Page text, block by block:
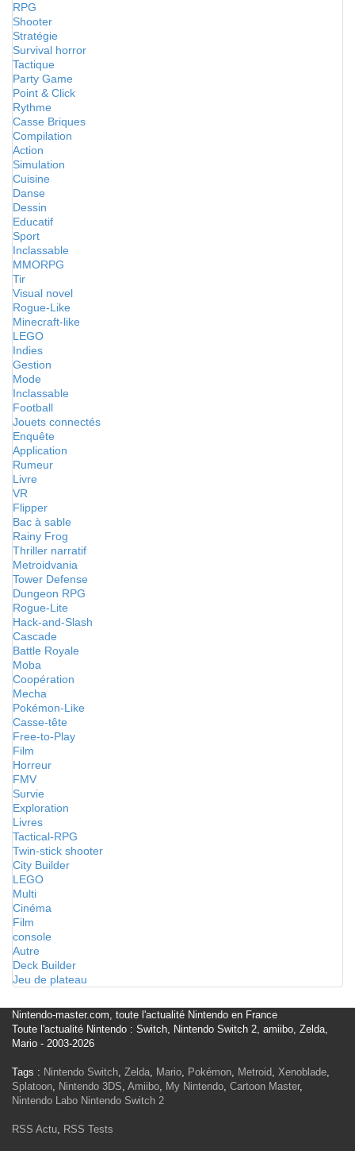
RPG
Shooter
Stratégie
Survival horror
Tactique
Party Game
Point & Click
Rythme
Casse Briques
Compilation
Action
Simulation
Cuisine
Danse
Dessin
Educatif
Sport
Inclassable
MMORPG
Tir
Visual novel
Rogue-Like
Minecraft-like
LEGO
Indies
Gestion
Mode
Inclassable
Football
Jouets connectés
Enquête
Application
Rumeur
Livre
VR
Flipper
Bac à sable
Rainy Frog
Thriller narratif
Metroidvania
Tower Defense
Dungeon RPG
Rogue-Lite
Hack-and-Slash
Cascade
Battle Royale
Moba
Coopération
Mecha
Pokémon-Like
Casse-tête
Free-to-Play
Film
Horreur
FMV
Survie
Exploration
Livres
Tactical-RPG
Twin-stick shooter
City Builder
LEGO
Multi
Cinéma
Film
console
Autre
Deck Builder
Jeu de plateau
Nintendo-master.com, toute l'actualité Nintendo en France
Toute l'actualité Nintendo : Switch, Nintendo Switch 2, amiibo, Zelda,
Mario - 2003-2026
Tags : Nintendo Switch, Zelda, Mario, Pokémon, Metroid, Xenoblade,
Splatoon, Nintendo 3DS, Amiibo, My Nintendo, Cartoon Master,
Nintendo Labo Nintendo Switch 2
RSS Actu, RSS Tests